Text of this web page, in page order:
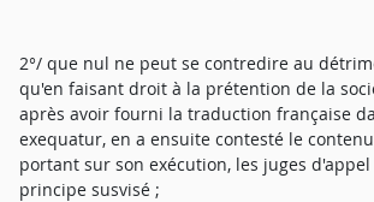
2°/ que nul ne peut se contredire au
qu'en faisant droit à la prétention de la
après avoir fourni la traduction française
exequatur, en a ensuite contesté le
portant sur son exécution, les juges
principe susvisé ;